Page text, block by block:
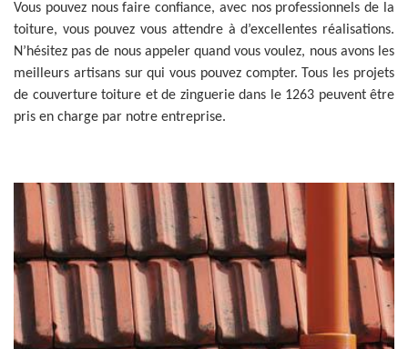
Vous pouvez nous faire confiance, avec nos professionnels de la
toiture, vous pouvez vous attendre à d’excellentes réalisations.
N’hésitez pas de nous appeler quand vous voulez, nous avons les
meilleurs artisans sur qui vous pouvez compter. Tous les projets
de couverture toiture et de zinguerie dans le 1263 peuvent être
pris en charge par notre entreprise.